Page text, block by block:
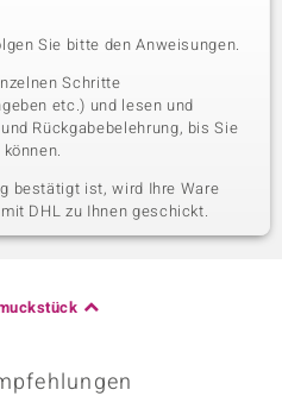
Sie bitte den Anweisungen.
Schritte
etc.) und lesen und
Rückgabebelehrung, bis Sie
bestätigt ist, wird Ihre Ware
DHL zu Ihnen geschickt.